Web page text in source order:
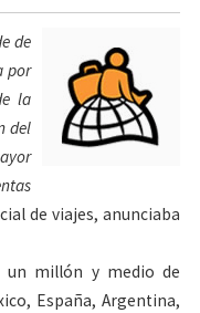
de
por
la
del
de viajes, anunciaba
un millón y medio de
España, Argentina,